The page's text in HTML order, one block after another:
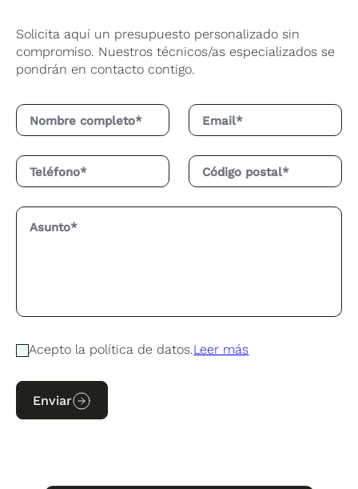
Solicita aquí un presupuesto personalizado sin
compromiso. Nuestros técnicos/as especializados se
pondrán en contacto contigo.
Acepto la política de datos.Leer más
Enviar